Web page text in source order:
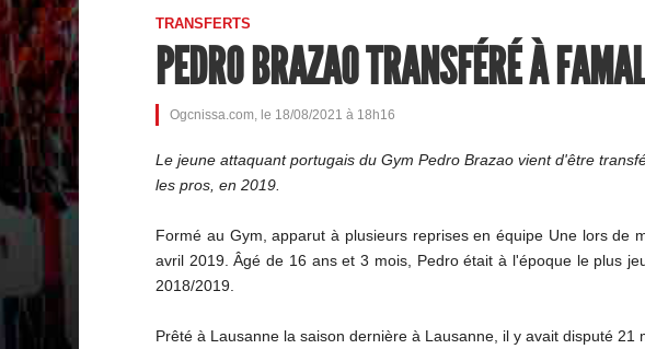
TRANSFERTS
PEDRO BRAZAO TRANSFÉRÉ À
Ogcnissa.com, le 18/08/2021 à 18h16
Le jeune attaquant portugais du Gym Pedro Brazao vient d'être
les pros, en 2019.
Formé au Gym, apparut à plusieurs reprises en équipe Une lors de
avril 2019. Âgé de 16 ans et 3 mois, Pedro était à l'époque le plus
2018/2019.
Prêté à Lausanne la saison dernière à Lausanne, il y avait disputé